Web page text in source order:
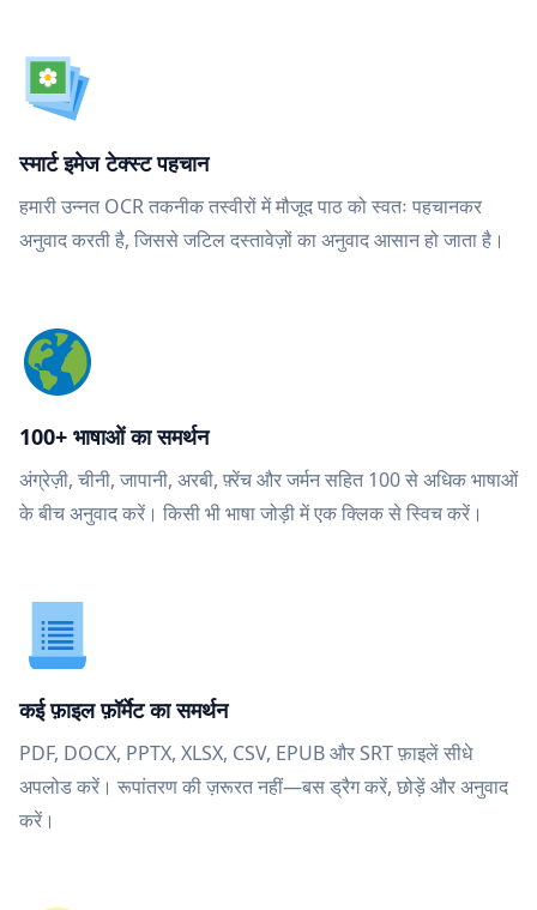
स्मार्ट इमेज टेक्स्ट पहचान
हमारी उन्नत OCR तकनीक तस्वीरों में मौजूद पाठ को स्वतः पहचानकर
अनुवाद करती है, जिससे जटिल दस्तावेज़ों का अनुवाद आसान हो जाता है।
100+ भाषाओं का समर्थन
अंग्रेज़ी, चीनी, जापानी, अरबी, फ़्रेंच और जर्मन सहित 100 से अधिक भाषाओं
के बीच अनुवाद करें। किसी भी भाषा जोड़ी में एक क्लिक से स्विच करें।
कई फ़ाइल फ़ॉर्मेट का समर्थन
PDF, DOCX, PPTX, XLSX, CSV, EPUB और SRT फ़ाइलें सीधे
अपलोड करें। रूपांतरण की ज़रूरत नहीं—बस ड्रैग करें, छोड़ें और अनुवाद
करें।